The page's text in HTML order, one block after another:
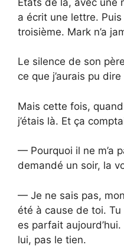
a écrit une lettre.
troisième. Mark n’a
Le silence de son
ce que j’aurais pu
Mais cette fois,
j’étais là. Et ça
— Pourquoi il ne m’a
demandé un soir, la
— Je ne sais pas,
été à cause de toi.
es parfait
lui, pas le tien.